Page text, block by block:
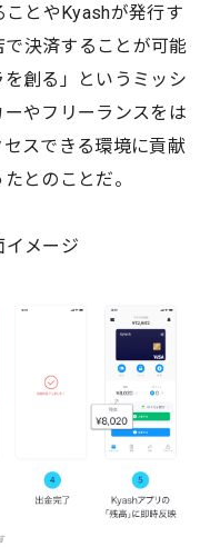
とやKyashが発行す
決済することが可能
創る」というミッシ
やフリーランスをは
スできる環境に貢献
とのことだ。
イメージ